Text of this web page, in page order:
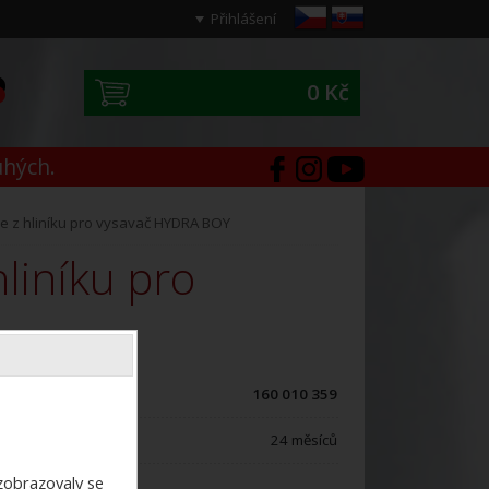
Přihlášení
0 Kč
z hliníku pro vysavač HYDRA BOY
160 010 359
24 měsíců
se